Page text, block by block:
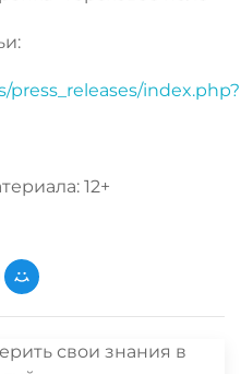
index.php?
12+